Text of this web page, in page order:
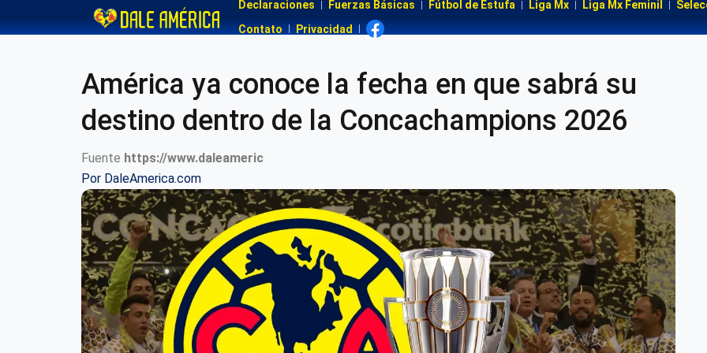
Declaraciones Fuerzas Básicas Fútbol de Estufa Liga Mx Liga Mx Feminil
Contato
Privacidad
América ya conoce la fecha en que sabrá su
destino dentro de la Concachampions 2026
Fuente https://www.daleameric
Por DaleAmerica.com